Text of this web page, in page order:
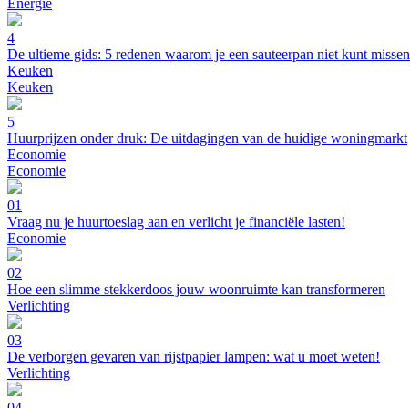
4
De ultieme gids: 5 redenen waarom je een sauteerpan niet kunt missen
Keuken
Keuken
5
Huurprijzen onder druk: De uitdagingen van de huidige woningmarkt
Economie
Economie
01
Vraag nu je huurtoeslag aan en verlicht je financiële lasten!
Economie
02
Hoe een slimme stekkerdoos jouw woonruimte kan transformeren
Verlichting
03
De verborgen gevaren van rijstpapier lampen: wat u moet weten!
Verlichting